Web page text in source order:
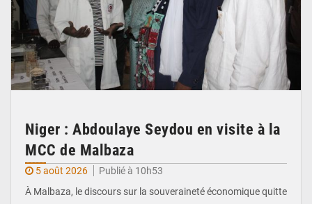
Niger : Abdoulaye Seydou en visite à la
MCC de Malbaza
5 août 2026
Publié à 10h53
À Malbaza, le discours sur la souveraineté économique quitte